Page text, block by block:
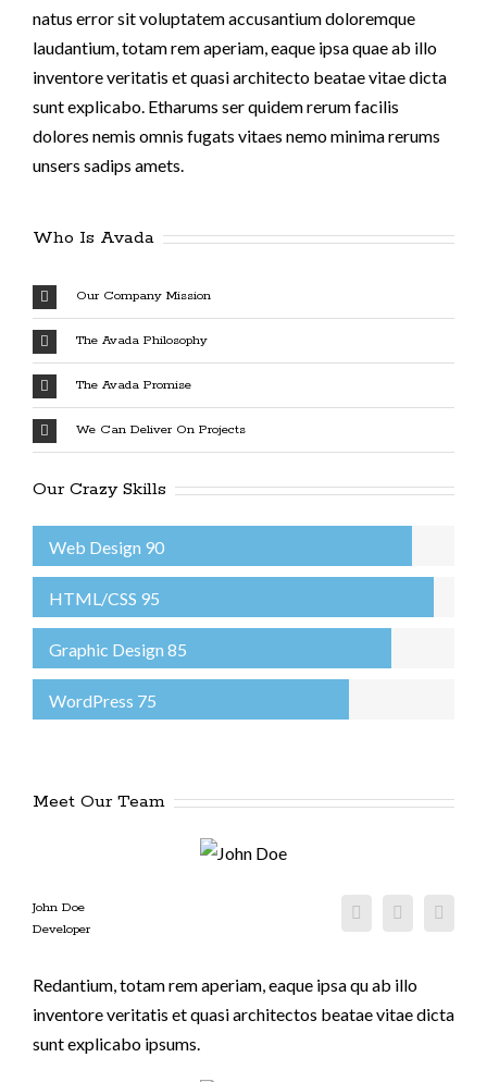
natus error sit voluptatem accusantium doloremque
laudantium, totam rem aperiam, eaque ipsa quae ab illo
inventore veritatis et quasi architecto beatae vitae dicta
sunt explicabo. Etharums ser quidem rerum facilis
dolores nemis omnis fugats vitaes nemo minima rerums
unsers sadips amets.
Who Is Avada
Our Company Mission
The Avada Philosophy
The Avada Promise
We Can Deliver On Projects
Our Crazy Skills
Web Design 90
HTML/CSS 95
Graphic Design 85
WordPress 75
Meet Our Team
John Doe
Developer
Redantium, totam rem aperiam, eaque ipsa qu ab illo
inventore veritatis et quasi architectos beatae vitae dicta
sunt explicabo ipsums.